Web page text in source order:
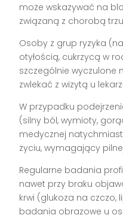
może wskazywać na
związaną z chorobą
Osoby z grup ryzyka
otyłością, cukrzycą w
szczególnie wyczulone
zwlekać z wizytą u
W przypadku
(silny ból, wymioty,
medycznej
życiu, wymagający
Regularne badania
nawet przy braku
krwi (glukoza na
badania obrazowe u